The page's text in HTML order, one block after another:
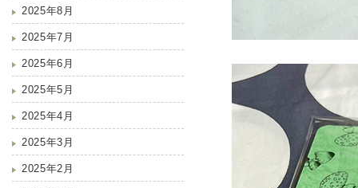
2025年8月
2025年7月
2025年6月
2025年5月
2025年4月
2025年3月
2025年2月